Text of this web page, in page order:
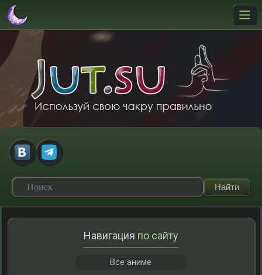
Навигация по сайту
Все аниме